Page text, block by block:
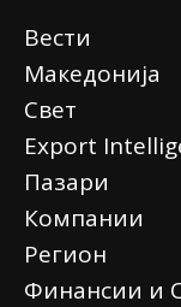
Вести
Македонија
Свет
Еxport
Пазари
Компании
Регион
Финансии и